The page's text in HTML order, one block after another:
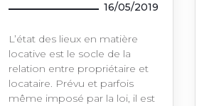
16/05/2019
L’état des lieux en matière
locative est le socle de la
relation entre propriétaire et
locataire. Prévu et parfois
même imposé par la loi, il est